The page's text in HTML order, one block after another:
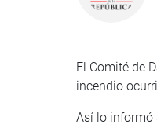
El Comité de
incendio
Así lo informó